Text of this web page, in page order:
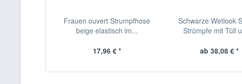
Frauen ouvert Strumpfhose
beige elastisch im...
17,96 € *
Schwarze Wetlook
Strümpfe mit Tüll
ab 38,08 € *